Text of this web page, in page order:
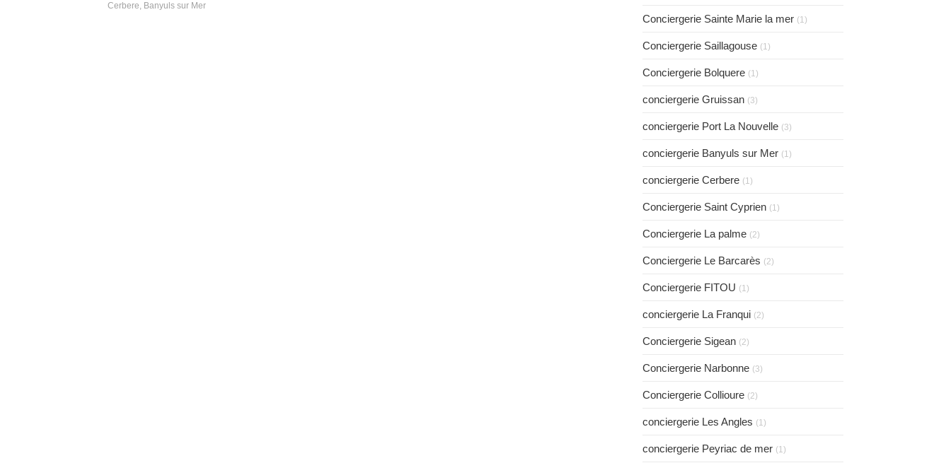
Cerbere, Banyuls sur Mer
Conciergerie Sainte Marie la mer (1)
Conciergerie Saillagouse (1)
Conciergerie Bolquere (1)
conciergerie Gruissan (3)
conciergerie Port La Nouvelle (3)
conciergerie Banyuls sur Mer (1)
conciergerie Cerbere (1)
Conciergerie Saint Cyprien (1)
Conciergerie La palme (2)
Conciergerie Le Barcarès (2)
Conciergerie FITOU (1)
conciergerie La Franqui (2)
Conciergerie Sigean (2)
Conciergerie Narbonne (3)
Conciergerie Collioure (2)
conciergerie Les Angles (1)
conciergerie Peyriac de mer (1)